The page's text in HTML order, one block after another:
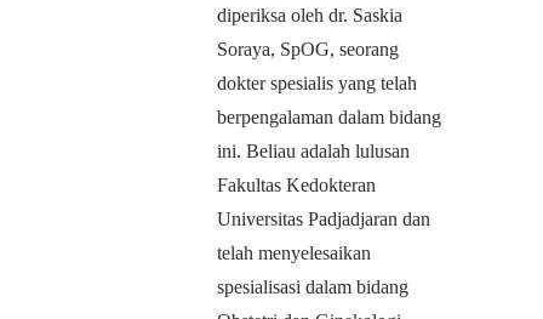
diperiksa oleh dr. Saskia
Soraya, SpOG, seorang
dokter spesialis yang telah
berpengalaman dalam bidang
ini. Beliau adalah lulusan
Fakultas Kedokteran
Universitas Padjadjaran dan
telah menyelesaikan
spesialisasi dalam bidang